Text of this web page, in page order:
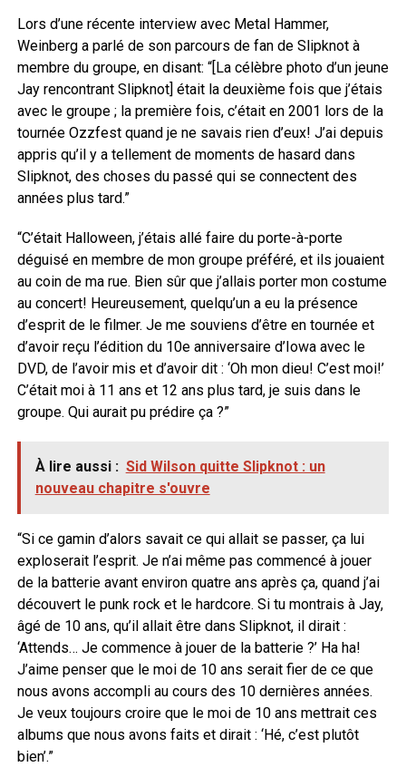
Lors d’une récente interview avec Metal Hammer,
Weinberg a parlé de son parcours de fan de Slipknot à
membre du groupe, en disant: “[La célèbre photo d’un jeune
Jay rencontrant Slipknot] était la deuxième fois que j’étais
avec le groupe ; la première fois, c’était en 2001 lors de la
tournée Ozzfest quand je ne savais rien d’eux! J’ai depuis
appris qu’il y a tellement de moments de hasard dans
Slipknot, des choses du passé qui se connectent des
années plus tard.”
“C’était Halloween, j’étais allé faire du porte-à-porte
déguisé en membre de mon groupe préféré, et ils jouaient
au coin de ma rue. Bien sûr que j’allais porter mon costume
au concert! Heureusement, quelqu’un a eu la présence
d’esprit de le filmer. Je me souviens d’être en tournée et
d’avoir reçu l’édition du 10e anniversaire d’Iowa avec le
DVD, de l’avoir mis et d’avoir dit : ‘Oh mon dieu! C’est moi!’
C’était moi à 11 ans et 12 ans plus tard, je suis dans le
groupe. Qui aurait pu prédire ça ?”
À lire aussi : Sid Wilson quitte Slipknot : un
nouveau chapitre s'ouvre
“Si ce gamin d’alors savait ce qui allait se passer, ça lui
exploserait l’esprit. Je n’ai même pas commencé à jouer
de la batterie avant environ quatre ans après ça, quand j’ai
découvert le punk rock et le hardcore. Si tu montrais à Jay,
âgé de 10 ans, qu’il allait être dans Slipknot, il dirait :
‘Attends… Je commence à jouer de la batterie ?’ Ha ha!
J’aime penser que le moi de 10 ans serait fier de ce que
nous avons accompli au cours des 10 dernières années.
Je veux toujours croire que le moi de 10 ans mettrait ces
albums que nous avons faits et dirait : ‘Hé, c’est plutôt
bien’.”